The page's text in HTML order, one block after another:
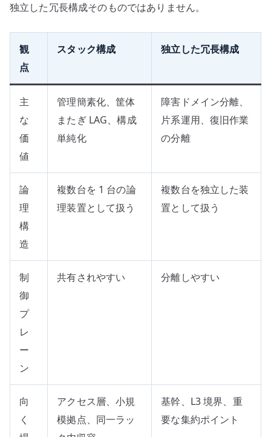
独立した冗長構成そのものではありません。
観
点
スタック構成 独立した冗長構成
主
な
価
値
管理簡素化、筐体
またぎ LAG、構成
単純化
障害ドメイン分離、
片系運用、復旧作業
の分離
論
理
構
造
複数台を 1 台の論
理装置として扱う
複数台を独立した装
置として扱う
制
御
プ
レ
ー
ン
共有されやすい 分離しやすい
向
く
アクセス層、小規
模拠点、同一ラッ
基幹、L3 境界、重
要な集約ポイント